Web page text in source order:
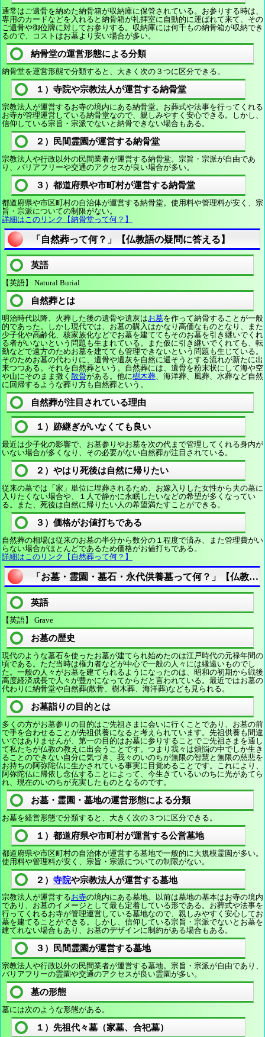
通常はご遺骨を納めた納骨箱が収納庫に保管されている。お参りする時は、
専用のカードなどを入れると納骨箱が礼拝室に自動的に運ばれて来て、その
ご遺骨や御位牌に対してお参りする。収納庫には何千もの納骨箱が収納でき
るので、コストはお墓より安い場合が多い。
納骨堂の運営形態による分類
納骨堂を運営形態で分類すると、大きく次の３つに区分できる。
１）寺院や宗教法人が運営する納骨堂
宗教法人が運営するお寺の境内にある納骨堂。お葬式や法事を行ってくれる
お寺が管理運営している納骨堂なので、親しみやすく安心できる。しかし、
信仰している宗旨・宗派でないと納骨できない場合もある。
２）民間霊園が運営する納骨堂
宗教法人や行政以外の民間業者が運営する納骨堂。宗旨・宗派が自由であ
り、バリアフリーや交通のアクセスが良い場合が多い。
３）都道府県や市町村が運営する納骨堂
都道府県や市区町村の自治体が運営する納骨堂。使用料や管理料が安く、宗
旨・宗派についての制限がない。
詳細はこのリンク【納骨堂って何？】
「自然葬って何？」【仏教語の疑問に答える】
英語
【英語】 Natural Burial
自然葬とは
明治時代以降、火葬した後の遺骨や遺灰はお墓を作って納骨することが一般
的であった。しかし現代では、お墓の購入はかなり高価なものとなり、また
少子化や高齢化、核家族化などでお墓を建ててもそのお墓を引き継いでくれ
る者がいないという問題も生まれている。また仮に引き継いでくれても、転
勤などで遠方のためお墓を建てても管理できないという問題も生じている。
そのためお墓の代わりに、遺骨や遺灰を自然に還そうとする流れが新たに出
来つつある。それを自然葬という。自然葬には、遺骨を粉末状にして海や空
や山にそのまま撒く 散骨がある。他に樹木葬、海洋葬、風葬、水葬など自然
に回帰するような葬り方も自然葬という。
自然葬が注目されている理由
１）跡継ぎがいなくても良い
最近は少子化の影響で、お墓参りやお墓を次の代まで管理してくれる身内が
いない場合が多くなり、その必要がない自然葬が注目されている。
２）やはり死後は自然に帰りたい
従来の墓では「家」単位に埋葬されるため、お嫁入りした女性から夫の墓に
入りたくない場合や、１人で静かに永眠したいなどの希望が多くなってい
る。また、死後は自然に帰りたい人の希望満たすことができる。
３）価格がお値打ちである
自然葬の相場は従来のお墓の半分から数分の１程度で済み、また管理費がい
らない場合がほとんどであるため価格がお値打ちである。
詳細はこのリンク【自然葬って何？】
「お墓・霊園・墓石・永代供養墓って何？」【仏教語
英語
【英語】 Grave
お墓の歴史
現代のような墓石を使ったお墓が建てられ始めたのは江戸時代の元禄年間の
頃である。ただ当時は権力者などが中心で一般の人々には縁遠いものでし
た。一般の人々がお墓を建てられるようになったのは、昭和の初期から戦後
高度経済成長で人々が豊かになってからだと言われている。最近ではお墓の
代わりに納骨堂や自然葬(散骨、樹木葬、海洋葬)なども見られる。
お墓詣りの目的とは
多くの方がお墓参りの目的はご先祖さまに会いに行くことであり、お墓の前
で手を合わせることが先祖供養になると考えられています。先祖供養も間違
いではありませんが、第一の目的はお墓に参りすることでご先祖さまを通し
て私たちが仏教の教えに出会うことです。つまり我々は煩悩の中でしか生き
ることのできない自分に気づき、我々のいのちが無限の智慧と無限の慈悲を
お持ちの阿弥陀仏に生かされている事実に目覚めることです。これにより、
阿弥陀仏に帰依し念仏することによって、今生きているいのちに光があてら
れ、現在のいのちが充実したものとなるのです。
お墓・霊園・墓地の運営形態による分類
お墓を経営形態で分類すると、大きく次の３つに区分できる。
１）都道府県や市町村が運営する公営墓地
都道府県や市区町村の自治体が運営する墓地で一般的に大規模霊園が多い。
使用料や管理料が安く、宗旨・宗派についての制限がない。
２） 寺院や宗教法人が運営する墓地
宗教法人が運営するお寺の境内にある墓地。以前は墓地の基本はお寺の境内
であり、お墓のイメージとして最も定着している形である。お葬式や法事を
行ってくれるお寺が管理運営している墓地なので、親しみやすく安心してお
墓を建てることができる。しかし、信仰している宗旨・宗派でないとお墓を
建てれない場合もあり、お墓のデザインに制約がある場合もある。
３）民間霊園が運営する墓地
宗教法人や行政以外の民間業者が運営する墓地。宗旨・宗派が自由であり、
バリアフリーの霊園や交通のアクセスが良い霊園が多い。
墓の形態
墓には次のような形態がある。
１）先祖代々墓（家墓、合祀墓）